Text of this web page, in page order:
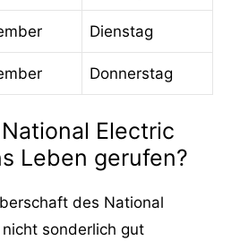
Dienstag
Donnerstag
Electric
Leben gerufen?
des National
sonderlich gut